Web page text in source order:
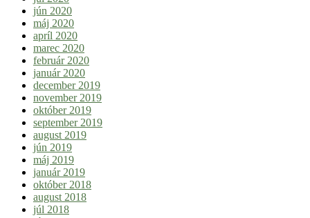
jún 2020
máj 2020
apríl 2020
marec 2020
február 2020
január 2020
december 2019
november 2019
október 2019
september 2019
august 2019
jún 2019
máj 2019
január 2019
október 2018
august 2018
júl 2018